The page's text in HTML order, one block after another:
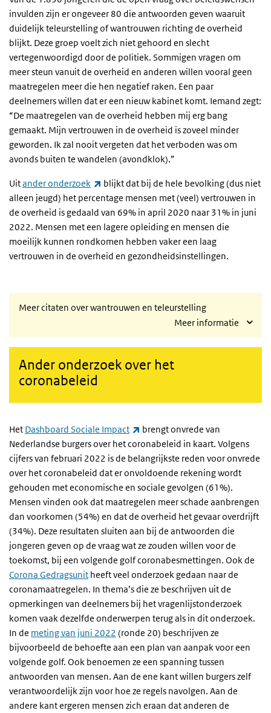
invulden zijn er ongeveer 80 die antwoorden geven waaruit
duidelijk teleurstelling of wantrouwen richting de overheid
blijkt. Deze groep voelt zich niet gehoord en slecht
vertegenwoordigd door de politiek. Sommigen vragen om
meer steun vanuit de overheid en anderen willen vooral geen
maatregelen meer die hen negatief raken. Een paar
deelnemers willen dat er een nieuw kabinet komt. Iemand zegt:
“De maatregelen van de overheid hebben mij erg bang
gemaakt. Mijn vertrouwen in de overheid is zoveel minder
geworden. Ik zal nooit vergeten dat het verboden was om
avonds buiten te wandelen (avondklok).”
Uitander onderzoek (externe link)
blijkt dat bij de hele bevolking (dus niet
alleen jeugd) het percentage mensen met (veel) vertrouwen in
de overheid is gedaald van 69% in april 2020 naar 31% in juni
2022. Mensen met een lagere opleiding en mensen die
moeilijk kunnen rondkomen hebben vaker een laag
vertrouwen in de overheid en gezondheidsinstellingen.
Meer citaten over wantrouwen en teleurstelling
Meer informatie
Ander onderzoek over het
coronabeleid
Het Dashboard Sociale Impact (externe link)
brengt onvrede van
Nederlandse burgers over het coronabeleid in kaart. Volgens
cijfers van februari 2022 is de belangrijkste reden voor onvrede
over het coronabeleid dat er onvoldoende rekening wordt
gehouden met economische en sociale gevolgen (61%).
Mensen vinden ook dat maatregelen meer schade aanbrengen
dan voorkomen (54%) en dat de overheid het gevaar overdrijft
(34%). Deze resultaten sluiten aan bij de antwoorden die
jongeren geven op de vraag wat ze zouden willen voor de
toekomst, bij een volgende golf coronabesmettingen. Ook de
Corona Gedragsunit heeft veel onderzoek gedaan naar de
coronamaatregelen. In thema’s die ze beschrijven uit de
opmerkingen van deelnemers bij het vragenlijstonderzoek
komen vaak dezelfde onderwerpen terug als in dit onderzoek.
In de meting van juni 2022 (ronde 20) beschrijven ze
bijvoorbeeld de behoefte aan een plan van aanpak voor een
volgende golf. Ook benoemen ze een spanning tussen
antwoorden van mensen. Aan de ene kant willen burgers zelf
verantwoordelijk zijn voor hoe ze regels navolgen. Aan de
andere kant ergeren mensen zich eraan dat anderen de